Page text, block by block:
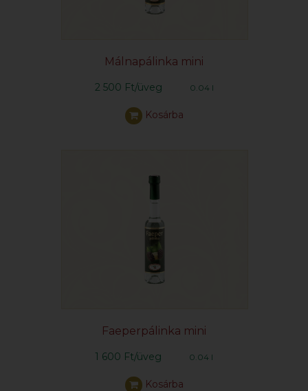
Málnapálinka mini
2 500 Ft/üveg 0.04 l
Kosárba
Faeperpálinka mini
1 600 Ft/üveg 0.04 l
Kosárba